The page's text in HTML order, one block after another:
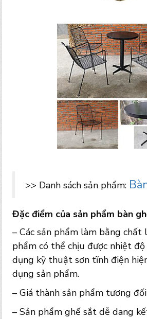
>> Danh sách sản phẩm:
Đặc điểm của sản phẩm bàn
– Các sản phẩm làm bằng
phẩm có thể chịu được nhiệt
dụng kỹ thuật sơn tĩnh điện
dụng sản phẩm.
– Giá thành sản phẩm tương
– Sản phẩm ghế sắt dễ dang